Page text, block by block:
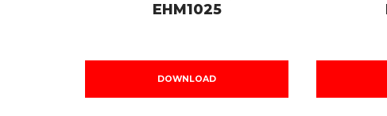
EHM1025
DOWNLOAD